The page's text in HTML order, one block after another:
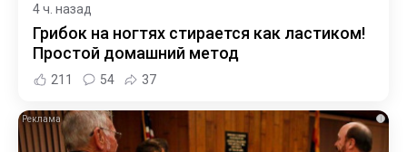
4 ч. назад
Грибок на ногтях стирается как ластиком!
Простой домашний метод
211 54 37
i